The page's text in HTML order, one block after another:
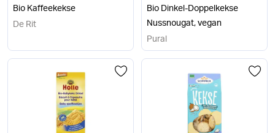
Bio Kaffeekekse
De Rit
Bio Dinkel-Doppelkekse
Nussnougat, vegan
Pural